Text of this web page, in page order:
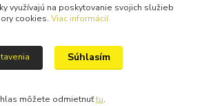
využívajú na poskytovanie svojich služieb
cookies. Viac informácií.
Súhlasím
môžete odmietnuťtu.